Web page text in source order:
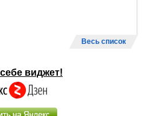
Весь список
виджет!